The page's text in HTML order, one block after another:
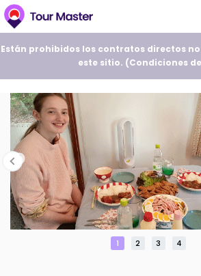
Están prohibidos los contratos directos
este sitio. (Condiciones
1 2 3 4